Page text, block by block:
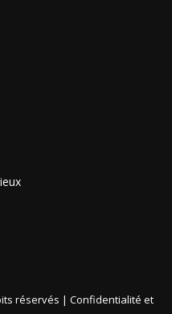
réservés | Confidentialité et